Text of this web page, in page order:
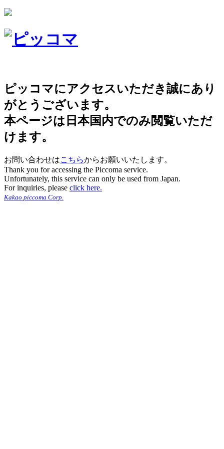
ピッコマにアクセスいただき誠にあり
がとうございます。
本ページは日本国内でのみ閲覧いただ
けます。
お問い合わせはこちらからお願いいたします。
Thank you for accessing the Piccoma service.
Unfortunately, this service can only be used from Japan.
For inquiries, please click here.
Kakao piccoma Corp.